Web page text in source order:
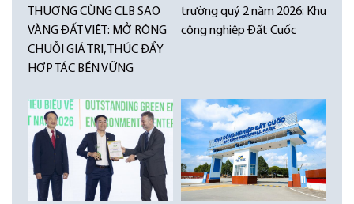
THƯƠNG CÙNG CLB SAO
VÀNG ĐẤT VIỆT: MỞ RỘNG
CHUỖI GIÁ TRỊ, THÚC ĐẨY
HỢP TÁC BỀN VỮNG
trường quý 2 năm 2026: Khu
công nghiệp Đất Cuốc